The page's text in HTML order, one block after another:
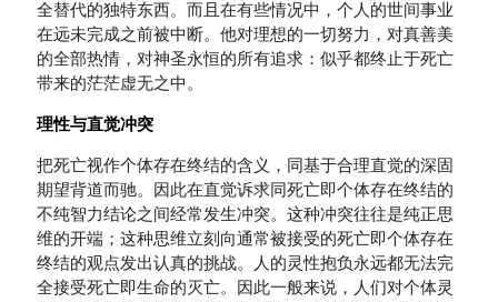
全替代的独特东西。而且在有些情况中，个人的世间事业
在远未完成之前被中断。他对理想的一切努力，对真善美
的全部热情，对神圣永恒的所有追求：似乎都终止于死亡
带来的茫茫虚无之中。
理性与直觉冲突
把死亡视作个体存在终结的含义，同基于合理直觉的深固
期望背道而驰。因此在直觉诉求同死亡即个体存在终结的
不纯智力结论之间经常发生冲突。这种冲突往往是纯正思
维的开端；这种思维立刻向通常被接受的死亡即个体存在
终结的观点发出认真的挑战。人的灵性抱负永远都无法完
全接受死亡即生命的灭亡。因此一般来说，人们对个体灵